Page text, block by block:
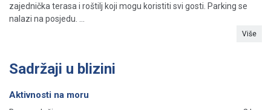
zajednička terasa i roštilj koji mogu koristiti svi gosti. Parking se
nalazi na posjedu. ...
Više
Sadržaji u blizini
Aktivnosti na moru